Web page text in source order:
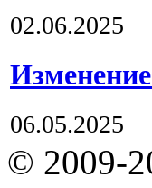
02.06.2025
06.05.2025
© 2009-